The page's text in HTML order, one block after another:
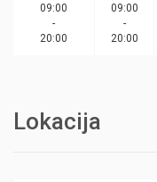
09:00
-
20:00
09:00
-
20:00
Lokacija